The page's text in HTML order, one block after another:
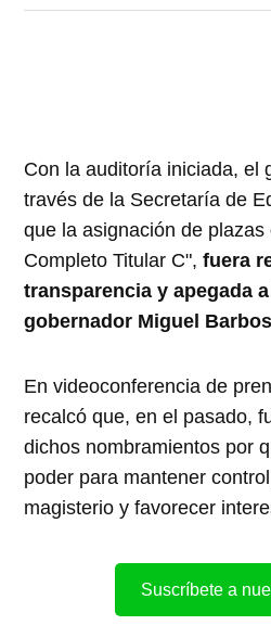
Con la auditoría iniciada, el
través de la Secretaría de
que la asignación de plazas
Completo Titular C",fuera
transparencia y apegada
gobernador Miguel
En videoconferencia de
recalcó que, en el pasado,
dichos nombramientos por
poder para mantener
magisterio y favorecer
Suscríbete a